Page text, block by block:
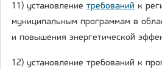
11) установление требований к
муниципальным программам в
и повышения энергетической
12) установление требований к